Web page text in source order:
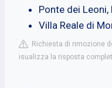
Ponte dei Leoni,
Villa Reale di
Richiesta di rimozione
isualizza la risposta